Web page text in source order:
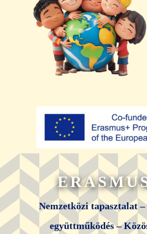
Nemzetközi tapasztalat
együttműködés –